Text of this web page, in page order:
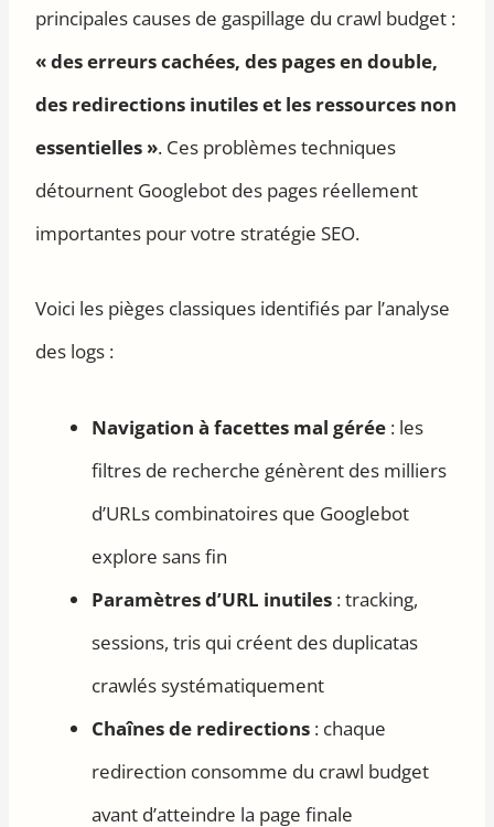
principales causes de gaspillage du crawl budget :
« des erreurs cachées, des pages en double,
des redirections inutiles et les ressources non
essentielles ». Ces problèmes techniques
détournent Googlebot des pages réellement
importantes pour votre stratégie SEO.
Voici les pièges classiques identifiés par l’analyse
des logs :
Navigation à facettes mal gérée : les
filtres de recherche génèrent des milliers
d’URLs combinatoires que Googlebot
explore sans fin
Paramètres d’URL inutiles : tracking,
sessions, tris qui créent des duplicatas
crawlés systématiquement
Chaînes de redirections : chaque
redirection consomme du crawl budget
avant d’atteindre la page finale